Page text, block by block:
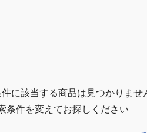
に該当する商品は見つかりませ
条件を変えてお探しください